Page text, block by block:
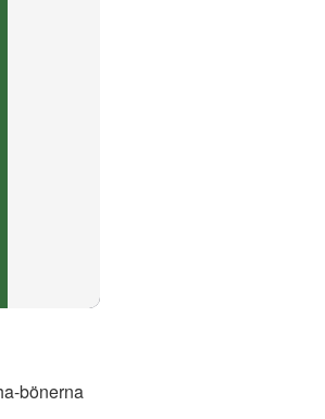
bönerna